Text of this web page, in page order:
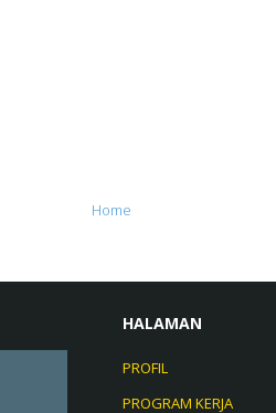
Home
HALAMAN
PROFIL
PROGRAM KERJA